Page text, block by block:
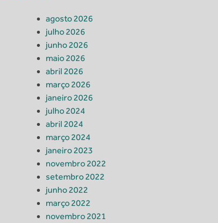
agosto 2026
julho 2026
junho 2026
maio 2026
abril 2026
março 2026
janeiro 2026
julho 2024
abril 2024
março 2024
janeiro 2023
novembro 2022
setembro 2022
junho 2022
março 2022
novembro 2021